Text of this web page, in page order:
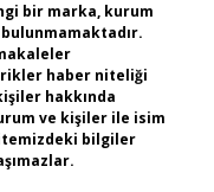
bir marka, kurum
haber niteliği
hakkında
ve kişiler ile isim
bilgiler